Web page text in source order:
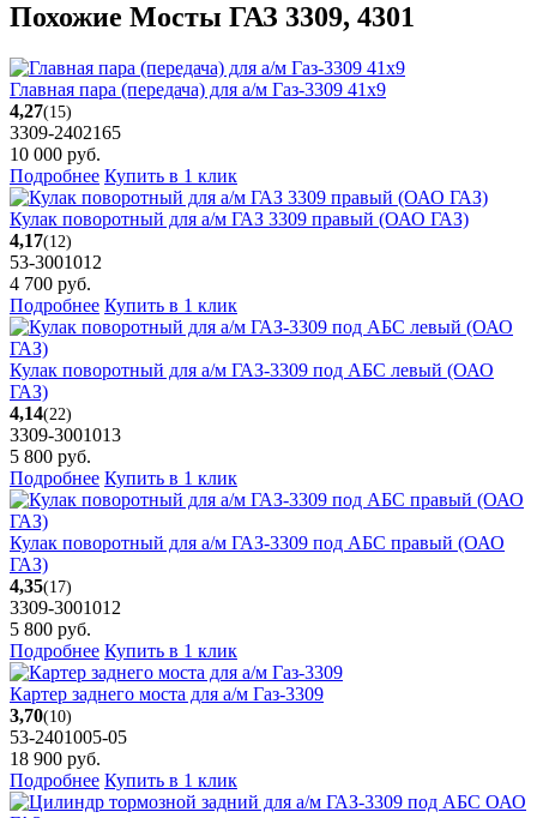
Похожие Мосты ГАЗ 3309, 4301
Главная пара (передача) для а/м Газ-3309 41х9
4,27(15)
3309-2402165
10 000 руб.
Подробнее Купить в 1 клик
Кулак поворотный для а/м ГАЗ 3309 правый (ОАО ГАЗ)
4,17(12)
53-3001012
4 700 руб.
Подробнее Купить в 1 клик
Кулак поворотный для а/м ГАЗ-3309 под АБС левый (ОАО
ГАЗ)
4,14(22)
3309-3001013
5 800 руб.
Подробнее Купить в 1 клик
Кулак поворотный для а/м ГАЗ-3309 под АБС правый (ОАО
ГАЗ)
4,35(17)
3309-3001012
5 800 руб.
Подробнее Купить в 1 клик
Картер заднего моста для а/м Газ-3309
3,70(10)
53-2401005-05
18 900 руб.
Подробнее Купить в 1 клик